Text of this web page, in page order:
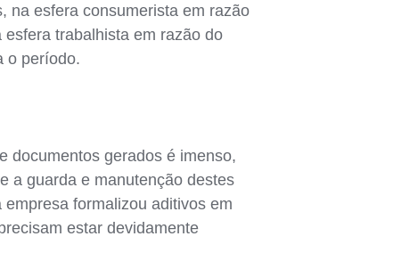
na esfera consumerista em razão
trabalhista em razão do
o período.
documentos gerados é imenso,
a guarda e manutenção destes
formalizou aditivos em
estar devidamente